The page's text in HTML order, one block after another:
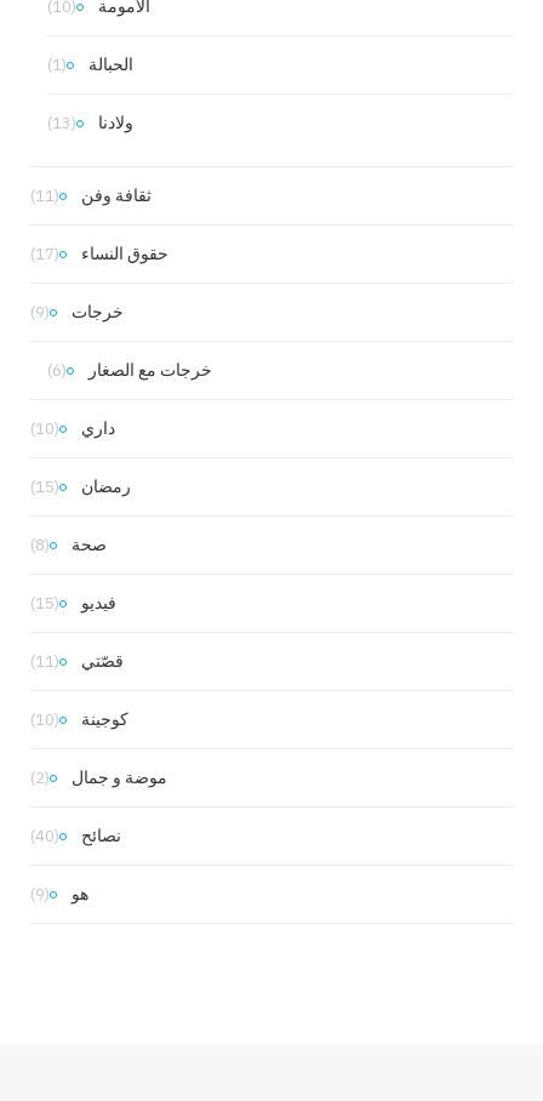
الأمومة (10)
الحبالة (1)
ولادنا (13)
ثقافة وفن (11)
حقوق النساء (17)
خرجات (9)
خرجات مع الصغار (6)
داري (10)
رمضان (15)
صحة (8)
فيديو (15)
قصّتي (11)
كوجينة (10)
موضة و جمال (2)
نصائح (40)
هو (9)